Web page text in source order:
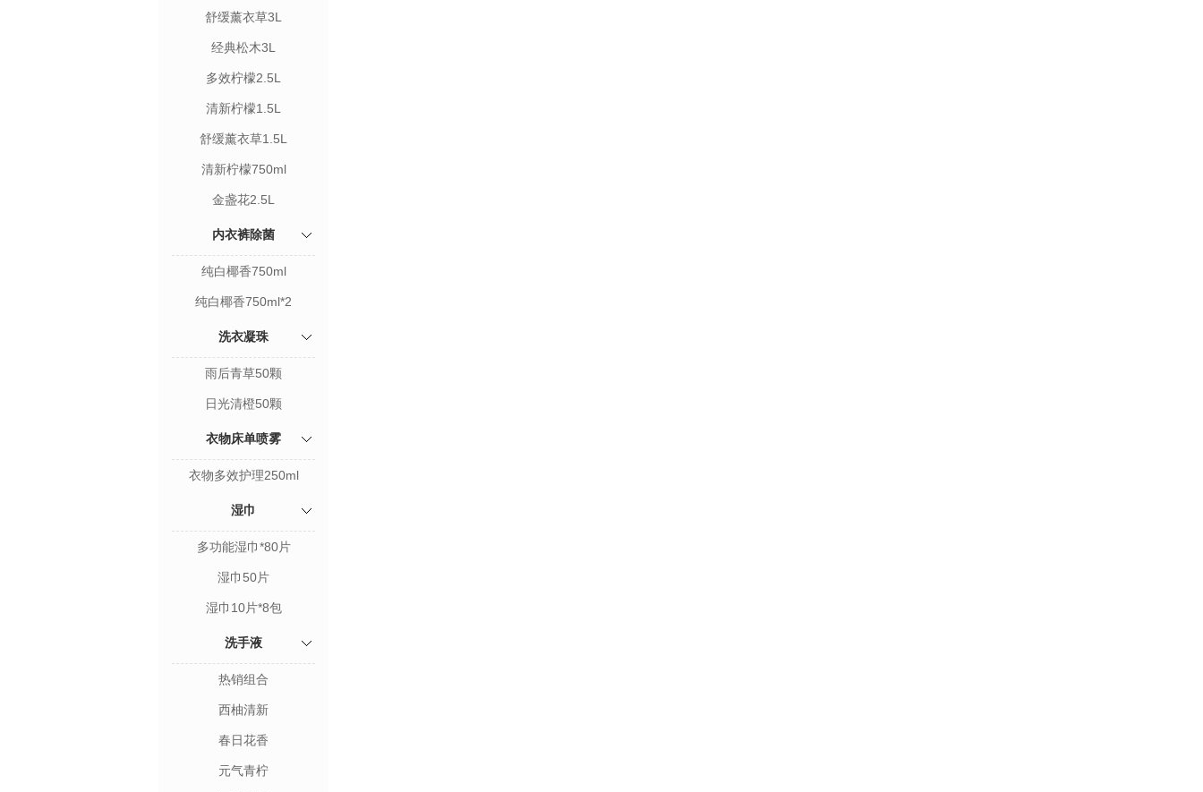
舒缓薰衣草3L
经典松木3L
多效柠檬2.5L
清新柠檬1.5L
舒缓薰衣草1.5L
清新柠檬750ml
金盏花2.5L
内衣裤除菌
纯白椰香750ml
纯白椰香750ml*2
洗衣凝珠
雨后青草50颗
日光清橙50颗
衣物床单喷雾
衣物多效护理250ml
湿巾
多功能湿巾*80片
湿巾50片
湿巾10片*8包
洗手液
热销组合
西柚清新
春日花香
元气青柠